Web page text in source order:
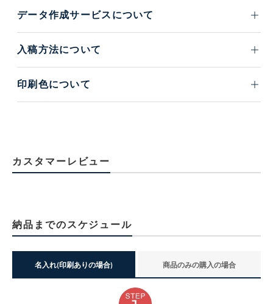
データ作成サービスについて
入稿方法について
印刷色について
カスタマーレビュー
納品までのスケジュール
名入れ(印刷ありの場合) 商品のみの購入の場合